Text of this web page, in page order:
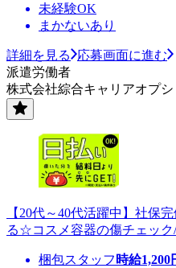
未経験OK
まかないあり
詳細を見る
応募画面に進む
派遣労働者
株式会社綜合キャリアオプ
【20代～40代活躍中】社保
る☆コスメ容器の傷チェック
梱包スタッフ 時給1,200